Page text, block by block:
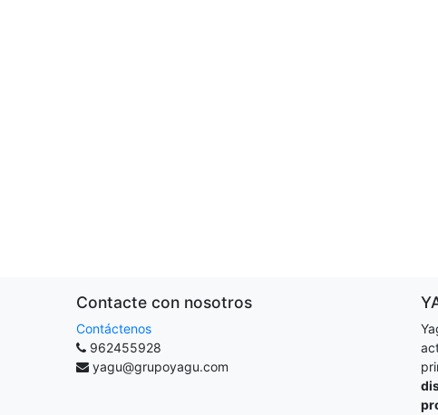
Contacte con nosotros
Contáctenos
962455928
yagu@grupoyagu.com